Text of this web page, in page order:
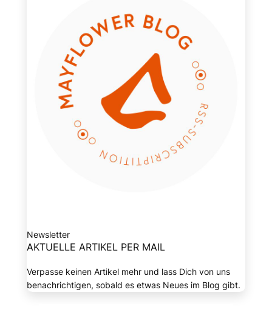
Newsletter
AKTUELLE ARTIKEL PER MAIL
Verpasse keinen Artikel mehr und lass Dich von uns
benachrichtigen, sobald es etwas Neues im Blog gibt.